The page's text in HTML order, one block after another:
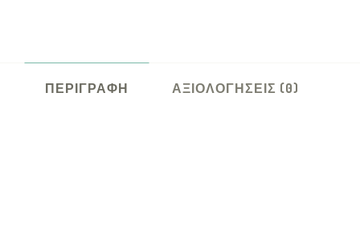
ΠΕΡΙΓΡΑΦΉ ΑΞΙΟΛΟΓΉΣΕΙΣ (0)